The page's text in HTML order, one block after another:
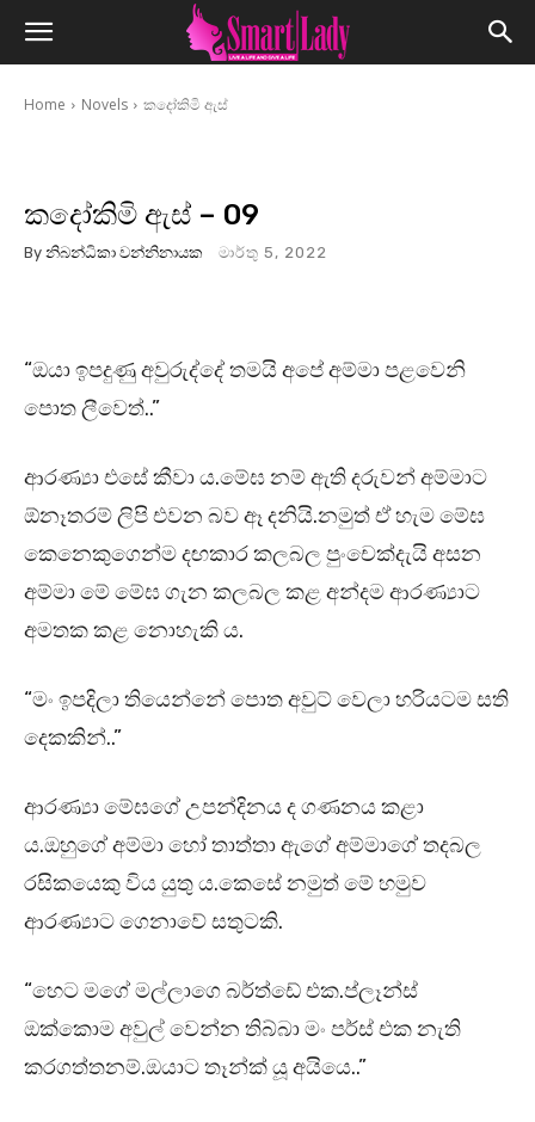
Home Novels කදෝකිමි ඇස්
කදෝකිමි ඇස් – 09
By නිබන්ධිකා වන්නිනායක මාර්තු 5, 2022
“ඔයා ඉපදුණු අවුරුද්දේ තමයි අපේ අම්මා පළවෙනි
පොත ලීවෙත්..”
ආරණ්‍යා එසේ කීවා ය.මේඝ නම් ඇති දරුවන් අම්මාට
ඕනෑතරම් ලිපි එවන බව ඈ දනියි.නමුත් ඒ හැම මේඝ
කෙනෙකුගෙන්ම දඟකාර කලබල පුංචෙක්දැයි අසන
අම්මා මේ මේඝ ගැන කලබල කළ අන්දම ආරණ්‍යාට
අමතක කළ නොහැකි ය.
“මං ඉපදිලා තියෙන්නේ පොත අවුට් වෙලා හරියටම සති
දෙකකින්..”
ආරණ්‍යා මේඝගේ උපන්දිනය ද ගණනය කළා
ය.ඔහුගේ අම්මා හෝ තාත්තා ඇගේ අම්මාගේ තදබල
රසිකයෙකු විය යුතු ය.කෙසේ නමුත් මේ හමුව
ආරණ්‍යාට ගෙනාවේ සතුටකි.
“හෙට මගේ මල්ලාගෙ බර්ත්ඩේ එක.ප්ලෑන්ස්
ඔක්කොම අවුල් වෙන්න තිබ්බා මං පර්ස් එක නැති
කරගත්තනම්.ඔයාට තෑන්ක් යූ අයියෙ..”